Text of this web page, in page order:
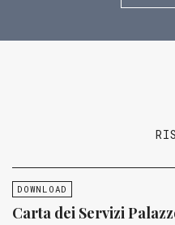
DOWNLOAD
Carta dei Servizi